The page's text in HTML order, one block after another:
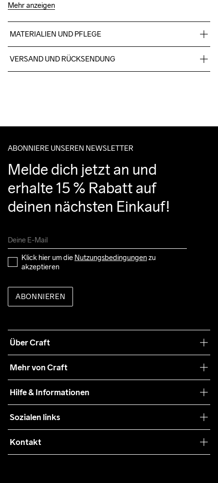
Mehr anzeigen
MATERIALIEN UND PFLEGE
Material 1: 100% Polyester Material 2: 100% Polyester
VERSAND UND RÜCKSENDUNG
entgegennehmen kannst.
ABONNIERE UNSEREN NEWSLETTER
Melde dich jetzt an und
erhalte 15 % Rabatt auf
deinen nächsten Einkauf!
Klick hier um die Nutzungsbedingungen zu
akzeptieren
ABONNIEREN
Über Craft
Nachhaltigkeit
Mehr von Craft
Teamwear
Zusammenarbeit
Press
Hilfe & Informationen
Retouren
Kundendienst
Sozialen links
Kontakt